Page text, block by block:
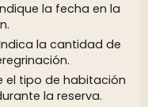
la fecha en la
la cantidad de
el tipo de habitación
la reserva.